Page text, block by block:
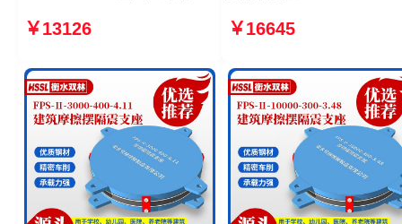
FPSII-9000-300-3.48 摩擦摆
3.81厂家
￥13126
摆隔震支座FPSII-5000-
￥16645